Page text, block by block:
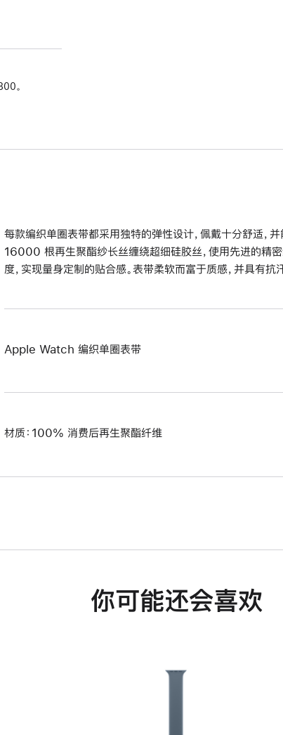
。
每款编织单圈表带都采用独特的弹性设计，佩戴十分舒适，
16000 根再生聚酯纱长丝缠绕超细硅胶丝，使用先进的精
度，实现量身定制的贴合感。表带柔软而富于质感，并具有抗
Apple Watch 编织单圈表带
材质：100% 消费后再生聚酯纤维
你可能还会喜欢